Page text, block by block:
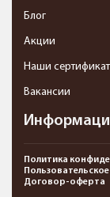
Блог
Акции
Наши
Вакансии
Политика
Договор-оферта